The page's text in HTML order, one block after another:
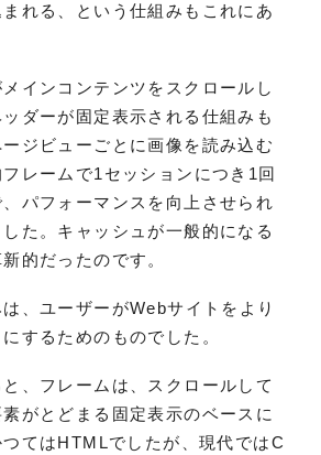
れる、という仕組みもこれにあ
インコンテンツをスクロールし
ダーが固定表示される仕組みも
ジビューごとに画像を読み込む
レームで1セッションにつき1回
パフォーマンスを向上させられ
た。キャッシュが一般的になる
的だったのです。
、ユーザーがWebサイトをより
するためのものでした。
、フレームは、スクロールして
がとどまる固定表示のベースに
てはHTMLでしたが、現代ではC